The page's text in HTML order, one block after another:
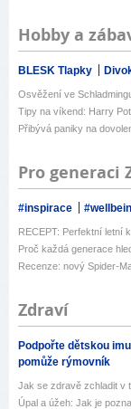
Hobby a
BLESK Tlapky
Osvěžení ve
Tipy na víkend: Harry
Přibývá paniky na
Pro generaci
#inspirace
RECEPT: Perfektní letní
Proč každá generace
Recenze: nový Spider-
Zdraví
Podpořte dětskou
pomůže rýmovník
Jak se zdravě zchladit v
Úpal a úžeh: Jak je